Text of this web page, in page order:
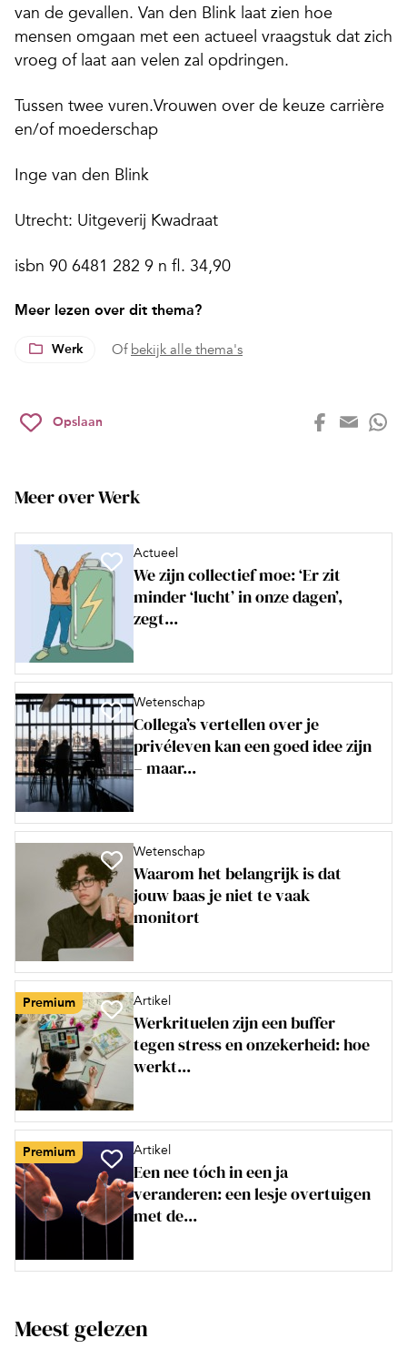
van de gevallen. Van den Blink laat zien hoe
mensen omgaan met een actueel vraagstuk dat zich
vroeg of laat aan velen zal opdringen.
Tussen twee vuren.Vrouwen over de keuze carrière
en/of moederschap
Inge van den Blink
Utrecht: Uitgeverij Kwadraat
isbn 90 6481 282 9 n fl. 34,90
Meer lezen over dit thema?
Werk Of bekijk alle thema's
Opslaan
Meer over Werk
Actueel
We zijn collectief moe: ‘Er zit
minder ‘lucht’ in onze dagen’,
zegt...
Wetenschap
Collega’s vertellen over je
privéleven kan een goed idee zijn
– maar...
Wetenschap
Waarom het belangrijk is dat
jouw baas je niet te vaak
monitort
Premium Artikel
Werkrituelen zijn een buffer
tegen stress en onzekerheid: hoe
werkt...
Premium Artikel
Een nee tóch in een ja
veranderen: een lesje overtuigen
met de...
Meest gelezen